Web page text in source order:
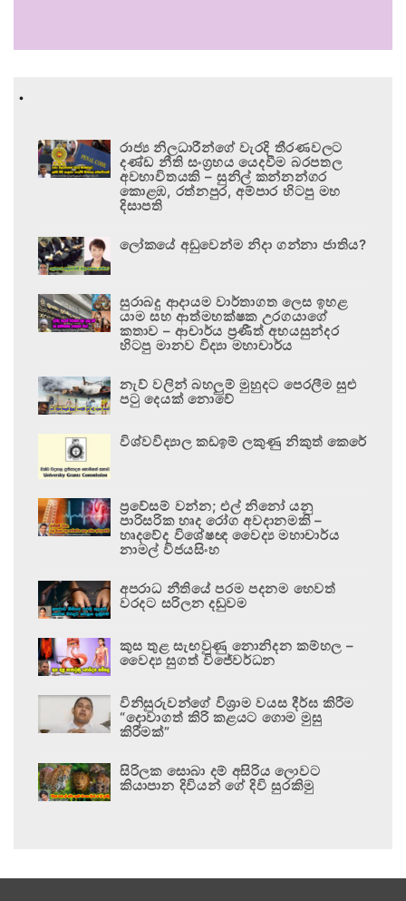
.
රාජ්‍ය නිලධාරීන්ගේ වැරදි තීරණවලට
දණ්ඩ නීති සංග්‍රහය යෙදවීම බරපතල
අවභාවිතයකි – සුනිල් කන්නන්ගර
කොළඹ, රත්නපුර, අම්පාර හිටපු මහ
දිසාපති
ලෝකයේ අඩුවෙන්ම නිදා ගන්නා ජාතිය?
සුරාබදු ආදායම වාර්තාගත ලෙස ඉහළ
යාම සහ ආත්මභක්ෂක උරගයාගේ
කතාව – ආචාර්ය ප්‍රණීත් අභයසුන්දර
හිටපු මානව විද්‍යා මහාචාර්ය
නැව් වලින් බහලුම් මුහුදට පෙරලීම සුළු
පටු දෙයක් නොවේ
විශ්වවිද්‍යාල කඩඉම් ලකුණු නිකුත් කෙරේ
ප්‍රවේසම් වන්න; එල් නිනෝ යනු
පාරිසරික හෘද රෝග අවදානමකි –
හෘදවේද විශේෂඥ වෛද්‍ය මහාචාර්ය
නාමල් විජයසිංහ
අපරාධ නීතියේ පරම පදනම හෙවත්
වරදට සරිලන දඬුවම
කුස තුළ සැඟවුණු නොනිදන කම්හල –
වෛද්‍ය සුගත් විජේවර්ධන
විනිසුරුවන්ගේ විශ්‍රාම වයස දීර්ඝ කිරීම
“දොවාගත් කිරි කළයට ගොම මුසු
කිරීමක්”
සිරිලක සොබා දම් අසිරිය ලොවට
කියාපාන දිවියන් ගේ දිවි සුරකිමු